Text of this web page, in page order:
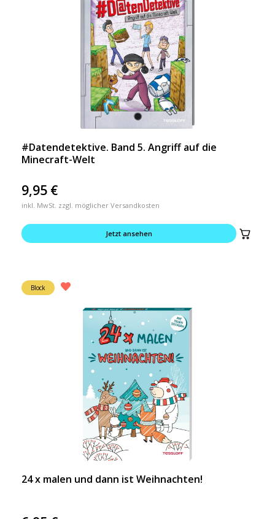
#Datendetektive. Band 5. Angriff auf die
Minecraft-Welt
9,95 €
inkl. MwSt. zzgl. möglicher Versandkosten
Jetzt ansehen
Block
24 x malen und dann ist Weihnachten!